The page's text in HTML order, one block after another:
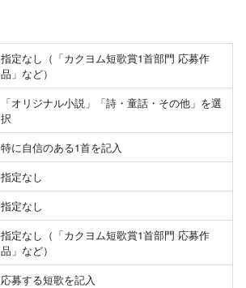
指定なし（「カクヨム短歌賞1首部門 応募作
品」など）
「オリジナル小説」「詩・童話・その他」を選
択
特に自信のある1首を記入
指定なし
指定なし
指定なし（「カクヨム短歌賞1首部門 応募作
品」など）
応募する短歌を記入